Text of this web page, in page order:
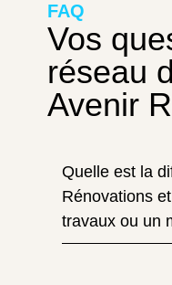
FAQ
Vos
réseau
Avenir
Quelle est la
Rénovations
travaux ou un